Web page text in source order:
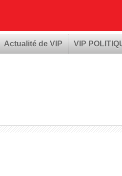
Actualité de VIP VIP